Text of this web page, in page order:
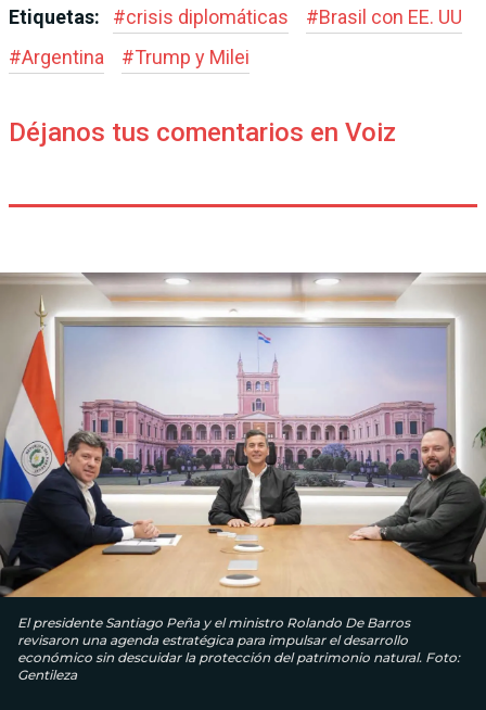
Etiquetas: #crisis diplomáticas #Brasil con EE. UU
#Argentina #Trump y Milei
Déjanos tus comentarios en Voiz
El presidente Santiago Peña y el ministro Rolando De Barros
revisaron una agenda estratégica para impulsar el desarrollo
económico sin descuidar la protección del patrimonio natural. Foto:
Gentileza